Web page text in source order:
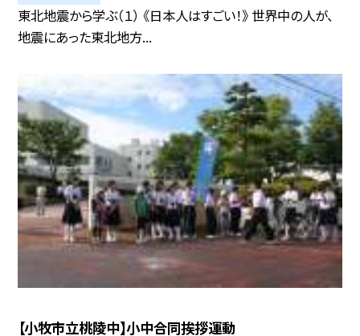
東北地震から学ぶ（１） 《日本人はすごい！》 世界中の人が、
地震にあった東北地方...
【小牧市立桃陵中】小中合同挨拶運動